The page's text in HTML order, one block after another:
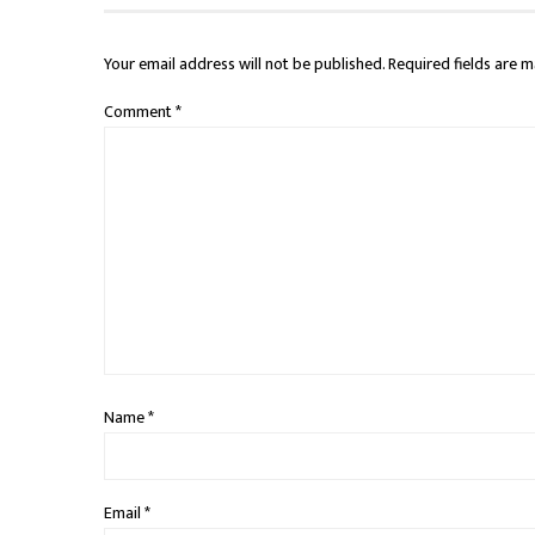
Your email address will not be published.Required fields are
Comment*
Name*
Email*